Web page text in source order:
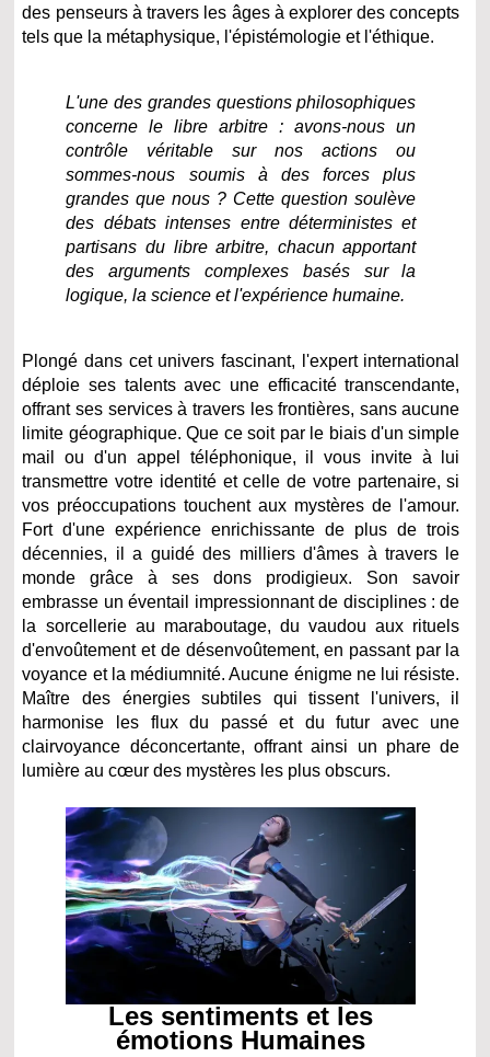
des penseurs à travers les âges à explorer des concepts
tels que la métaphysique, l'épistémologie et l'éthique.
L'une des grandes questions philosophiques
concerne le libre arbitre : avons-nous un
contrôle véritable sur nos actions ou
sommes-nous soumis à des forces plus
grandes que nous ? Cette question soulève
des débats intenses entre déterministes et
partisans du libre arbitre, chacun apportant
des arguments complexes basés sur la
logique, la science et l'expérience humaine.
Plongé dans cet univers fascinant, l'expert international
déploie ses talents avec une efficacité transcendante,
offrant ses services à travers les frontières, sans aucune
limite géographique. Que ce soit par le biais d'un simple
mail ou d'un appel téléphonique, il vous invite à lui
transmettre votre identité et celle de votre partenaire, si
vos préoccupations touchent aux mystères de l'amour.
Fort d'une expérience enrichissante de plus de trois
décennies, il a guidé des milliers d'âmes à travers le
monde grâce à ses dons prodigieux. Son savoir
embrasse un éventail impressionnant de disciplines : de
la sorcellerie au maraboutage, du vaudou aux rituels
d'envoûtement et de désenvoûtement, en passant par la
voyance et la médiumnité. Aucune énigme ne lui résiste.
Maître des énergies subtiles qui tissent l'univers, il
harmonise les flux du passé et du futur avec une
clairvoyance déconcertante, offrant ainsi un phare de
lumière au cœur des mystères les plus obscurs.
Les sentiments et les
émotions Humaines